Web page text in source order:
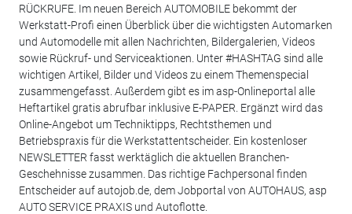
RÜCKRUFE. Im neuen Bereich AUTOMOBILE bekommt der
Werkstatt-Profi einen Überblick über die wichtigsten Automarken
und Automodelle mit allen Nachrichten, Bildergalerien, Videos
sowie Rückruf- und Serviceaktionen. Unter #HASHTAG sind alle
wichtigen Artikel, Bilder und Videos zu einem Themenspecial
zusammengefasst. Außerdem gibt es im asp-Onlineportal alle
Heftartikel gratis abrufbar inklusive E-PAPER. Ergänzt wird das
Online-Angebot um Techniktipps, Rechtsthemen und
Betriebspraxis für die Werkstattentscheider. Ein kostenloser
NEWSLETTER fasst werktäglich die aktuellen Branchen-
Geschehnisse zusammen. Das richtige Fachpersonal finden
Entscheider auf autojob.de, dem Jobportal von AUTOHAUS, asp
AUTO SERVICE PRAXIS und Autoflotte.